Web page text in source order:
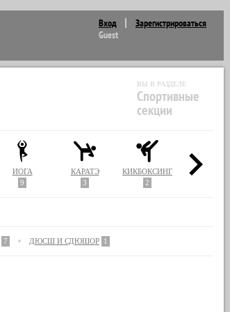
Вход
Зарегистрироваться
Guest
ВЫ В РАЗДЕЛЕ
Спортивные
секции
ЙОГА
9
КАРАТЭ
3
КИКБОКСИНГ
2
ПИЛАТЕС
7 ДЮСШ И СДЮШОР 1